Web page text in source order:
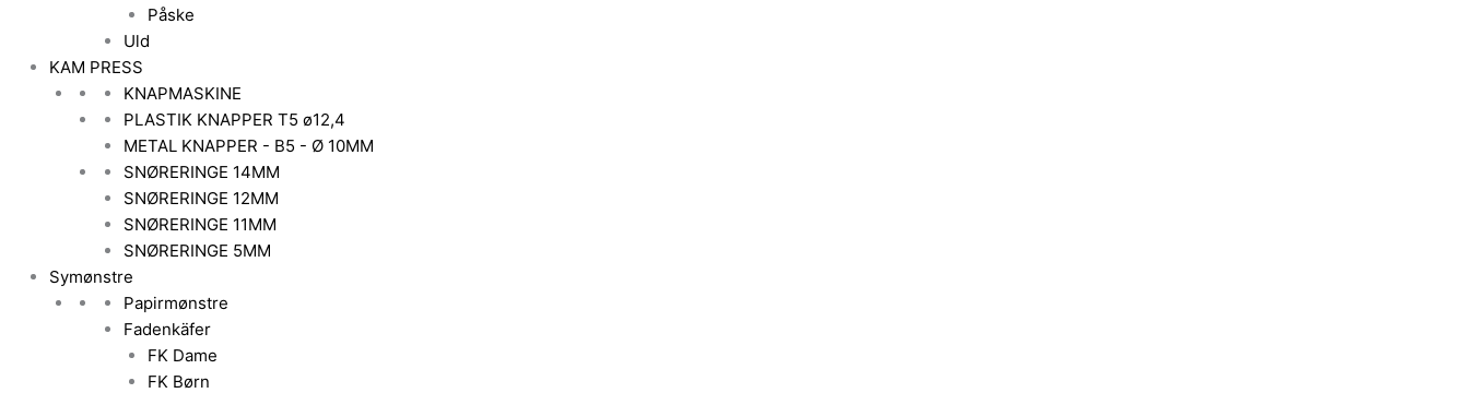
Påske
Uld
KAM PRESS
KNAPMASKINE
PLASTIK KNAPPER T5 ø12,4
METAL KNAPPER - B5 - Ø 10MM
SNØRERINGE 14MM
SNØRERINGE 12MM
SNØRERINGE 11MM
SNØRERINGE 5MM
Symønstre
Papirmønstre
Fadenkäfer
FK Dame
FK Børn